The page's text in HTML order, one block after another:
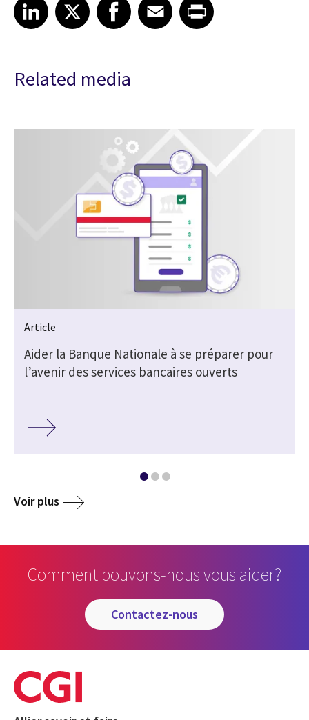
Share article on LinkedIn
LinkedIn
Share article on XShare article on Facebook
Facebook
Share article on Email
EmailShare article on Print
Related media
Article
Aider la Banque Nationale à se préparer pour
l’avenir des services bancaires ouverts
Voir plus
Comment pouvons-nous vous aider?
contactez-nous